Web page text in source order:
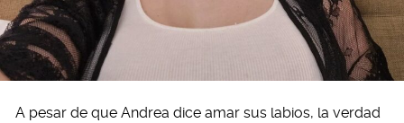
A pesar de que Andrea dice amar sus labios, la verdad